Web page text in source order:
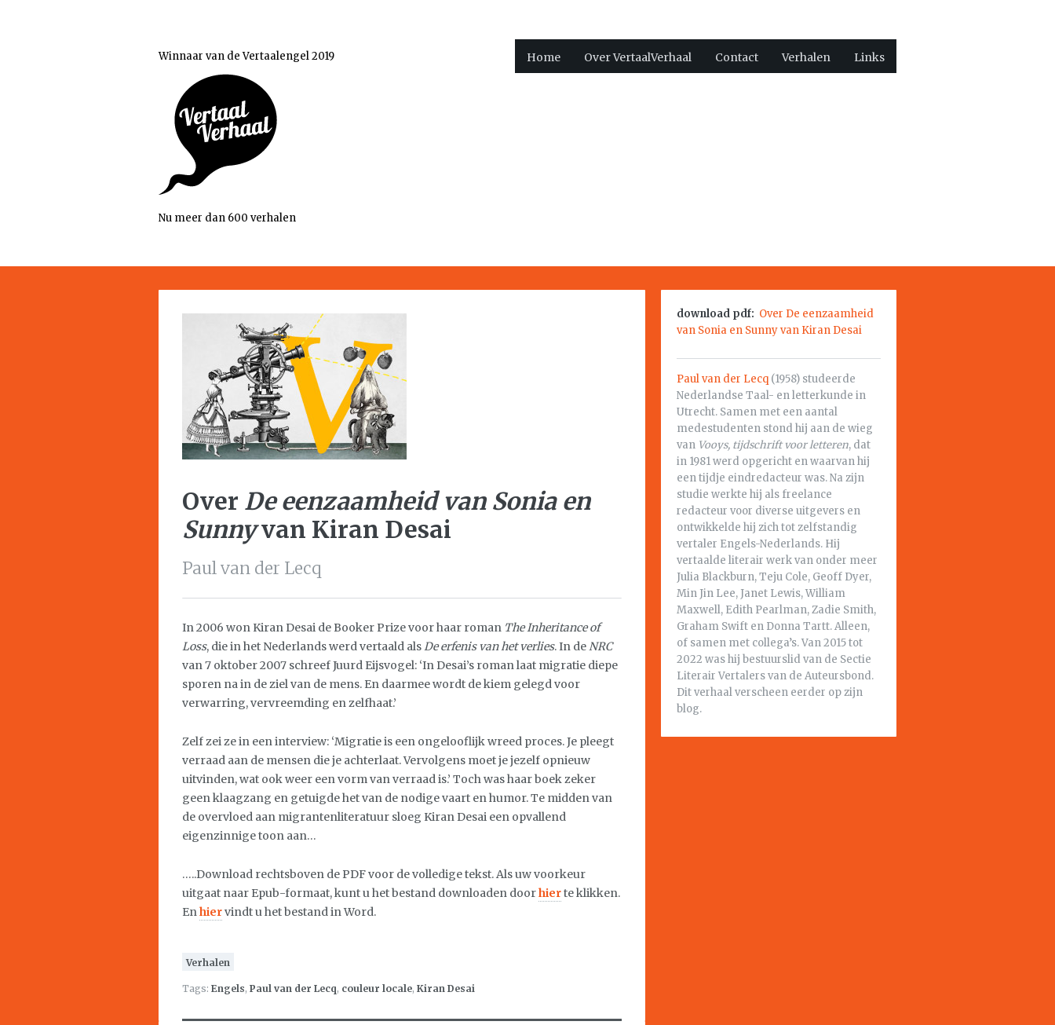
Winnaar van de Vertaalengel 2019
Nu meer dan 600 verhalen
Home Over VertaalVerhaal Contact Verhalen Links
Over De eenzaamheid van Sonia en
Sunnyvan Kiran Desai
Paul van der Lecq
In 2006 won Kiran Desai de Booker Prize voor haar roman The Inheritance of
Loss, die in het Nederlands werd vertaald alsDe erfenis van het verlies. In deNRC
van 7 oktober 2007 schreef Juurd Eijsvogel: ‘In Desai’s roman laat migratie diepe
sporen na in de ziel van de mens. En daarmee wordt de kiem gelegd voor
verwarring, vervreemding en zelfhaat.’
Zelf zei ze in een interview: ‘Migratie is een ongelooflijk wreed proces. Je pleegt
verraad aan de mensen die je achterlaat. Vervolgens moet je jezelf opnieuw
uitvinden, wat ook weer een vorm van verraad is.’ Toch was haar boek zeker
geen klaagzang en getuigde het van de nodige vaart en humor. Te midden van
de overvloed aan migrantenliteratuur sloeg Kiran Desai een opvallend
eigenzinnige toon aan…
…..Download rechtsboven de PDF voor de volledige tekst. Als uw voorkeur
uitgaat naar Epub-formaat, kunt u het bestand downloaden doorhierte klikken.
Enhiervindt u het bestand in Word.
Verhalen
Tags: Engels, Paul van der Lecq, couleur locale, Kiran Desai
download pdf: Over De eenzaamheid
van Sonia en Sunny van Kiran Desai
Paul van der Lecq (1958) studeerde
Nederlandse Taal- en letterkunde in
Utrecht. Samen met een aantal
medestudenten stond hij aan de wieg
van Vooys, tijdschrift voor letteren, dat
in 1981 werd opgericht en waarvan hij
een tijdje eindredacteur was. Na zijn
studie werkte hij als freelance
redacteur voor diverse uitgevers en
ontwikkelde hij zich tot zelfstandig
vertaler Engels-Nederlands. Hij
vertaalde literair werk van onder meer
Julia Blackburn, Teju Cole, Geoff Dyer,
Min Jin Lee, Janet Lewis, William
Maxwell, Edith Pearlman, Zadie Smith,
Graham Swift en Donna Tartt. Alleen,
of samen met collega’s. Van 2015 tot
2022 was hij bestuurslid van de Sectie
Literair Vertalers van de Auteursbond.
Dit verhaal verscheen eerder op zijn
blog.